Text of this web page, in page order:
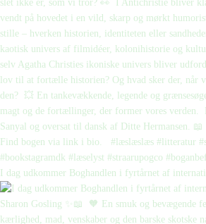
I dag udkommer Boghandlen i fyrtårnet af internati